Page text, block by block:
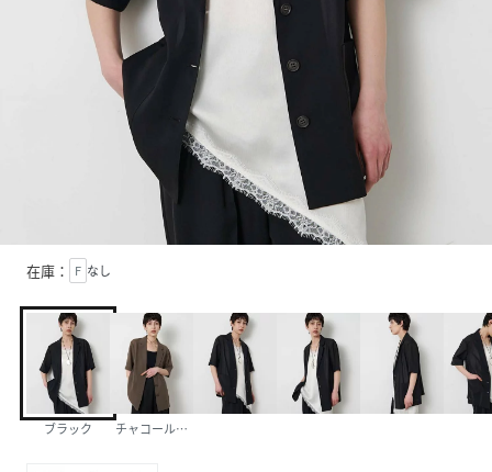
在庫： F なし
ブラック チャコールグレー